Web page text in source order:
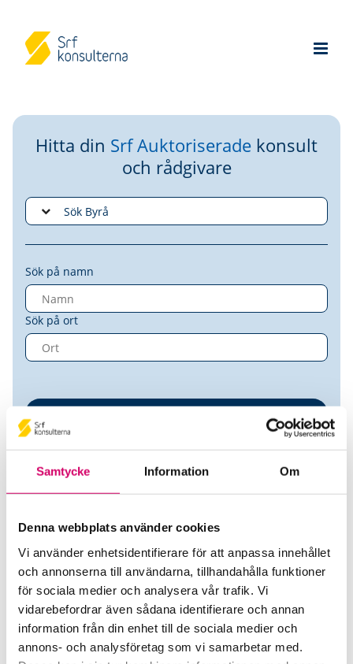
Samtycke Information Om
Denna webbplats använder cookies
Vi använder enhetsidentifierare för att anpassa innehållet
och annonserna till användarna, tillhandahålla funktioner
för sociala medier och analysera vår trafik. Vi
vidarebefordrar även sådana identifierare och annan
information från din enhet till de sociala medier och
annons- och analysföretag som vi samarbetar med.
Hitta din Srf Auktoriserade konsult
och rådgivare
Sök på namn
Sök på ort
Ann Wall
Srf Auktoriserade konsulter
Ann Wall
Auktoriserad Redovisningskonsult